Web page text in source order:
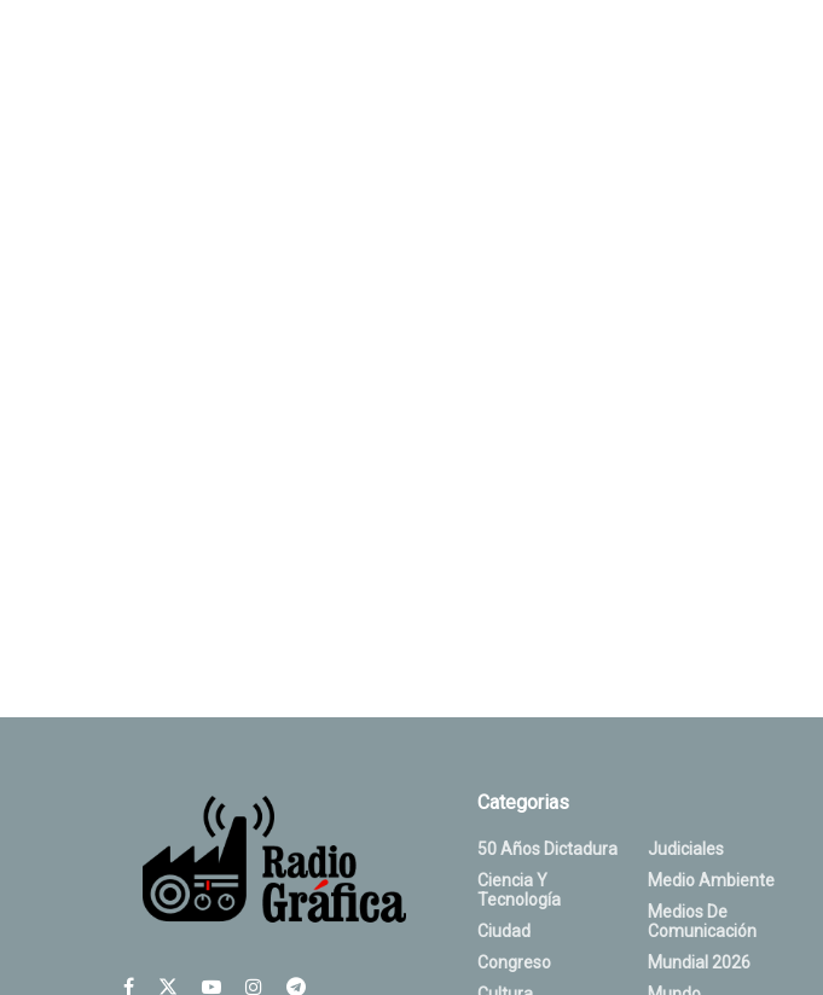
Categorias
50 Años Dictadura
Ciencia Y
Tecnología
Ciudad
Congreso
Judiciales
Medio Ambiente
Medios De
Comunicación
Mundial 2026